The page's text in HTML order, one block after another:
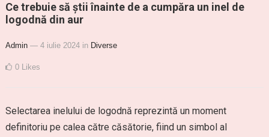
Ce trebuie să știi înainte de a cumpăra un inel de
logodnă din aur
Admin — 4 iulie 2024 in Diverse
0 Likes
Selectarea inelului de logodnă reprezintă un moment
definitoriu pe calea către căsătorie, fiind un simbol al